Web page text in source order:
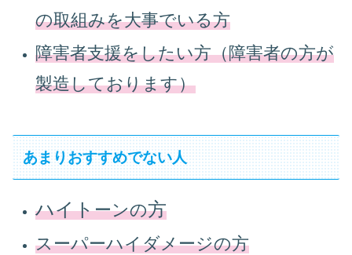
の取組みを大事でいる方
障害者支援をしたい方（障害者の方が
製造しております）
あまりおすすめでない人
ハイトーンの方
スーパーハイダメージの方